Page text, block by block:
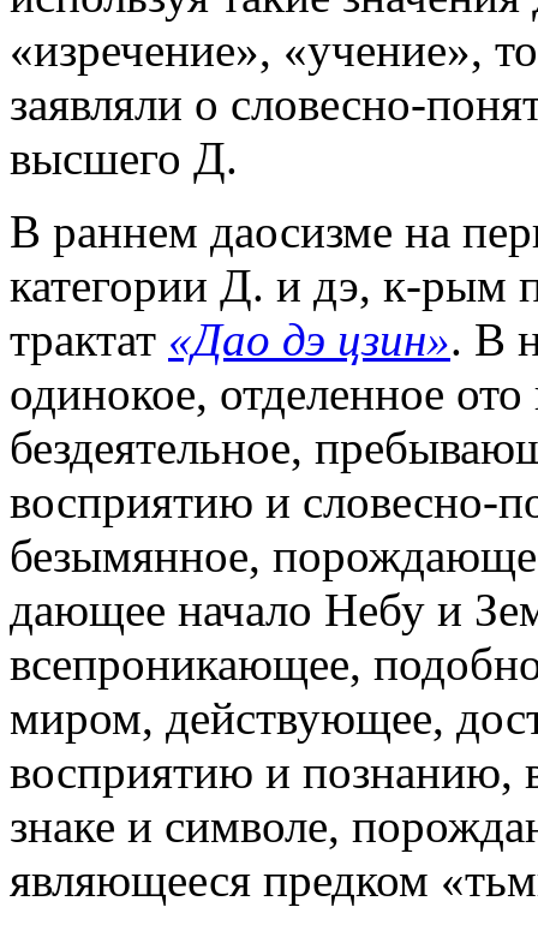
«изречение», «учение»,
заявляли о словесно-
высшего Д.
В раннем даосизме на
категории Д. и дэ, к-рым
трактат «Дао дэ цзин». В
одинокое, отделенное
бездеятельное,
восприятию и словесно-
безымянное,
дающее начало Небу и
всепроникающее,
миром, действующее,
восприятию и познанию,
знаке и символе,
являющееся предком